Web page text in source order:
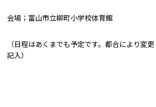
会場；富山市立柳町小学校体育館
（日程はあくまでも予定です。都合により変
記入）